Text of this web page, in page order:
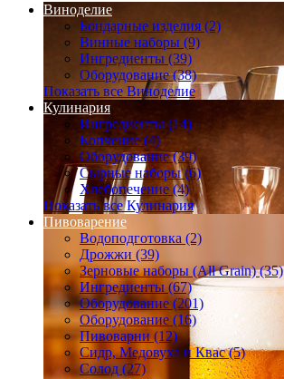
Виноделие
Бондарные изделия (2)
Винные наборы (9)
Ингредиенты (39)
Оборудование (38)
Показать все Виноделие
Кулинария
Ингредиенты (14)
Копчение (4)
Оборудование (39)
Сырные наборы (6)
Хлебопечение (4)
Показать все Кулинария
Пивоварение
Водоподготовка (2)
Дрожжи (39)
Зерновые наборы (All Grain) (35)
Ингредиенты (67)
Оборудование (201)
Оборудование (16)
Пивоварни (12)
Сидр, Медовуха и Квас (5)
Солод (27)